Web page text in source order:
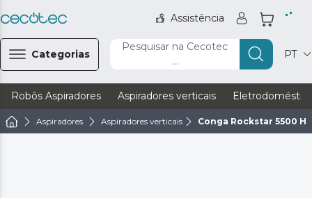
Assistência
Categorias
Pesquisar na Cecotec
...
PT
Robôs Aspiradores Aspiradores verticais
Aspiradores Aspiradores verticais Conga Rockstar 5500